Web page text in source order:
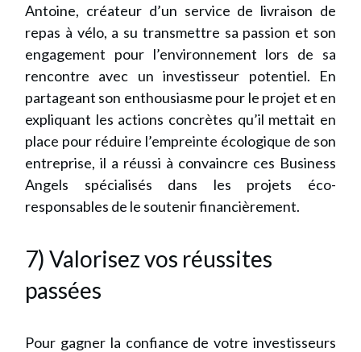
Antoine, créateur d’un service de livraison de
repas à vélo, a su transmettre sa passion et son
engagement pour l’environnement lors de sa
rencontre avec un investisseur potentiel. En
partageant son enthousiasme pour le projet et en
expliquant les actions concrètes qu’il mettait en
place pour réduire l’empreinte écologique de son
entreprise, il a réussi à convaincre ces Business
Angels spécialisés dans les projets éco-
responsables de le soutenir financièrement.
7) Valorisez vos réussites
passées
Pour gagner la confiance de votre investisseurs